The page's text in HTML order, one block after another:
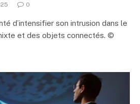
0
d’intensifier son intrusion dans le
et des objets connectés. ©